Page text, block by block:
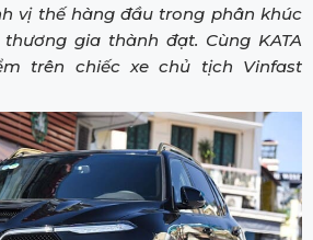
vị thế hàng đầu trong phân khúc
gia thành đạt. Cùng KATA
trên chiếc xe chủ tịch Vinfast